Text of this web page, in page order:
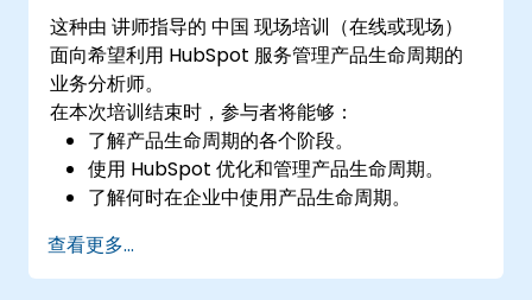
这种由 讲师指导的 中国 现场培训（在线或现场）
面向希望利用 HubSpot 服务管理产品生命周期的
业务分析师。
在本次培训结束时，参与者将能够：
了解产品生命周期的各个阶段。
使用 HubSpot 优化和管理产品生命周期。
了解何时在企业中使用产品生命周期。
查看更多...